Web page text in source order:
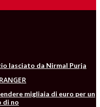
lasciato da Nirmal Purja
migliaia di euro per un
di no